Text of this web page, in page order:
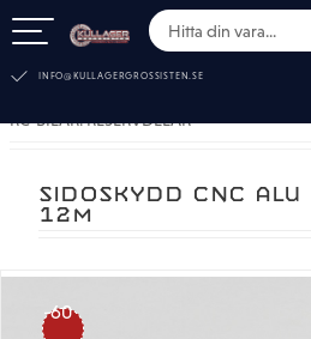
INFO@KULLAGERGROSSISTEN.SE
RC-BILAR. RESERVDELAR
SIDOSKYDD CNC ALU
12M
60